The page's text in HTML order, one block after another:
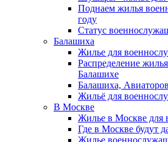
Поднаем жилья
году
Статус
Балашиха
Жилье для
Распределение
Балашихе
Балашиха,
Жильё для
В Москве
Жилье в Москве для
Где в Москве будут
Жилье